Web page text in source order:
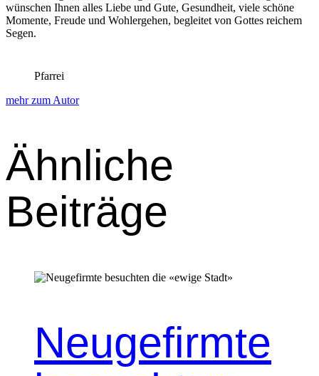
wün­schen Ihnen alles Liebe und Gute, Gesund­heit, viele schöne
Momente, Freude und Woh­lerge­hen, begleit­et von Gottes reichem
Segen.
Pfarrei
mehr zum Autor
Ähnliche
Beiträge
Neugefirmte